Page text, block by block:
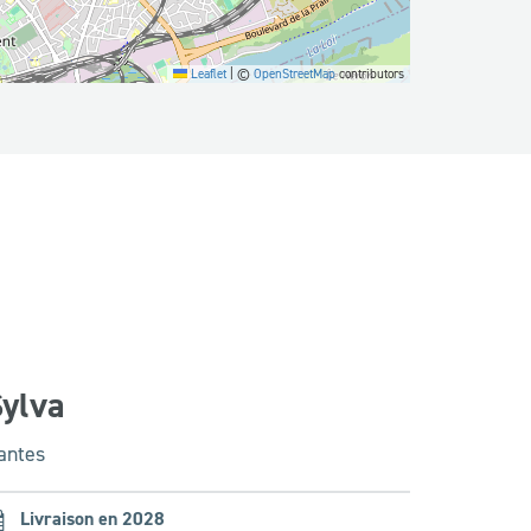
Leaflet © OpenStreetMapcontributors
Livraison en 2028